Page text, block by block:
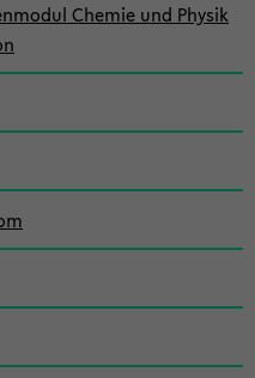
Chemie und Physik